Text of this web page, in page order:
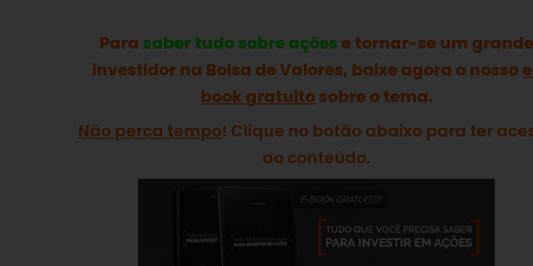
Para saber tudo sobre açõese tornar-se um grande
investidor na Bolsa de Valores, baixe agora o nosso
book gratuitosobre o tema.
Não perca tempo! Clique no botão abaixo para ter
ao conteúdo.